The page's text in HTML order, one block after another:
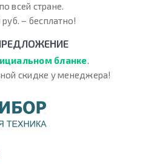
всей стране.
– бесплатно!
бланке.
скидке у менеджера!